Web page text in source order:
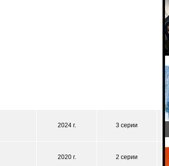
2024 г. 3 серии
2020 г. 2 серии